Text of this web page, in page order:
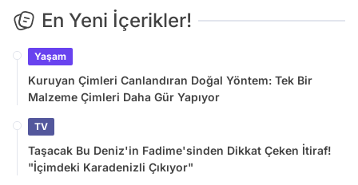
En Yeni İçerikler!
Yaşam
Kuruyan Çimleri Canlandıran Doğal Yöntem: Tek Bir
Malzeme Çimleri Daha Gür Yapıyor
TV
Taşacak Bu Deniz'in Fadime'sinden Dikkat Çeken İtiraf!
"İçimdeki Karadenizli Çıkıyor"